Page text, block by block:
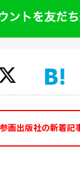
参画出版社の新着記